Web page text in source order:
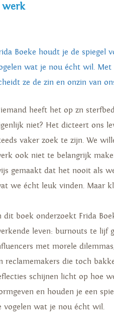
werk
Boeke houdt je de spiegel
wat je nou écht wil. Met
ze de zin en onzin van
heeft het op zn
niet? Het dicteert ons
vaker zoek te zijn. We
ook niet te belangrijk
gemaakt dat het nooit als
we écht leuk vinden. Maar
dit boek onderzoekt Frida
leven: burnouts te lijf
met morele
reclamemakers die toch
schijnen licht op hoe
en houden je een
vogelen wat je nou écht wil.